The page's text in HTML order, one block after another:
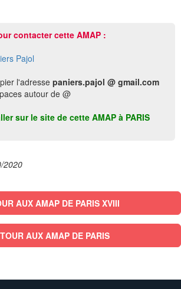
contacter cette AMAP :
Pajol
l'adresse paniers.pajol @ gmail.com
autour de @
sur le site de cette AMAP à PARIS
2020
AUX AMAP DE PARIS XVIII
AUX AMAP DE PARIS